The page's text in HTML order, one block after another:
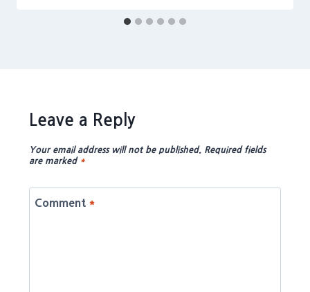
Leave a Reply
Your email address will not be published. Required fields
are marked *
Comment *